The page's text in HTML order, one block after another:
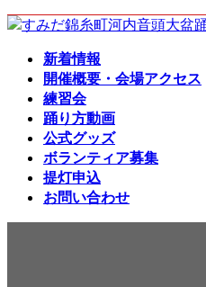
コ
ナ
新着情報
開催概要・会場アクセス
練習会
踊り方動画
公式グッズ
ボランティア募集
提灯申込
お問い合わせ